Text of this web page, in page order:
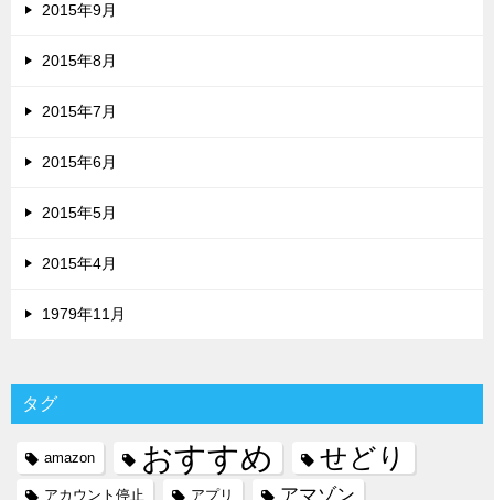
2015年9月
2015年8月
2015年7月
2015年6月
2015年5月
2015年4月
1979年11月
タグ
amazon おすすめ せどり
アカウント停止 アプリ アマゾン